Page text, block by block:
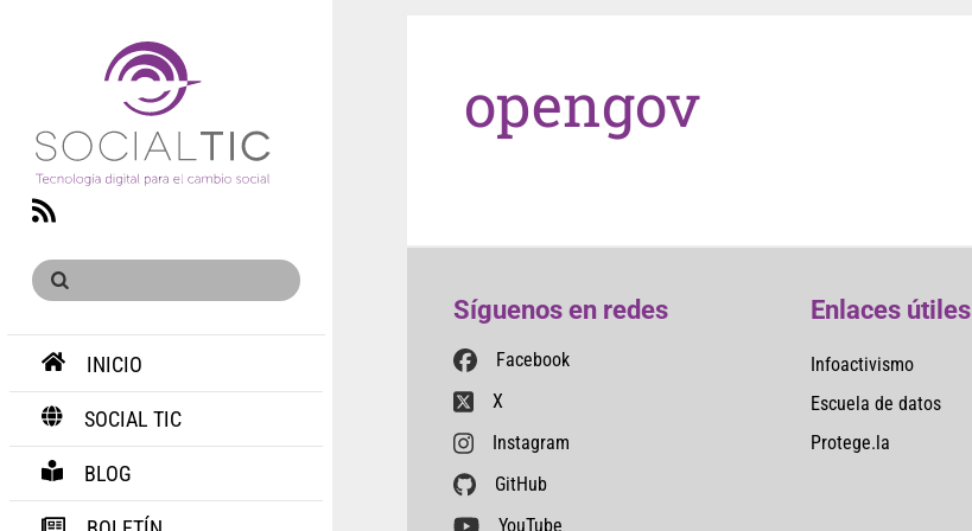
RSS
INICIO
SOCIAL TIC
BLOG
opengov
Síguenos en redes
Facebook
X
Instagram
GitHub
YouTube
Enlaces útiles
Infoactivismo
Escuela de datos
Protege.la